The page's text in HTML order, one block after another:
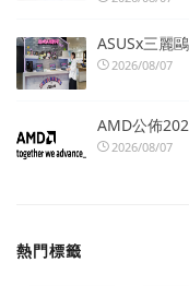
ASUSx三麗
2026/08/07
AMD公佈
2026/08/07
熱門標籤